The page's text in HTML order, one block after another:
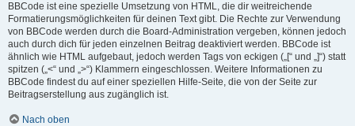
BBCode ist eine spezielle Umsetzung von HTML, die dir weitreichende
Formatierungsmöglichkeiten für deinen Text gibt. Die Rechte zur Verwendung
von BBCode werden durch die Board-Administration vergeben, können jedoch
auch durch dich für jeden einzelnen Beitrag deaktiviert werden. BBCode ist
ähnlich wie HTML aufgebaut, jedoch werden Tags von eckigen („[“ und „]“) statt
spitzen („<“ und „>“) Klammern eingeschlossen. Weitere Informationen zu
BBCode findest du auf einer speziellen Hilfe-Seite, die von der Seite zur
Beitragserstellung aus zugänglich ist.
Nach oben